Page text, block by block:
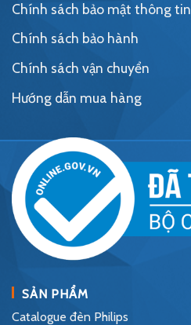
Chính sách bảo mật thông tin
Chính sách bảo hành
Chính sách vận chuyển
Hướng dẫn mua hàng
SẢN PHẨM
Catalogue đèn Philips